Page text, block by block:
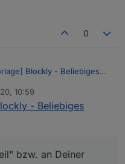
0
Blockly - Beliebiges
für diese Lösung etwas
bzw. an Deiner Lösung
10:59
- Beliebiges
bzw. an Deiner